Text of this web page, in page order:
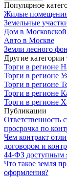
Популярное
Жилые
Земельные
Дом в Московской
Авто в Москве
Земли лесного
Другие категории
Торги в регионе
Торги в регионе
Торги в регионе
Торги в регионе
Торги в регионе
Публикации
Ответственность
просрочка по
Чем контракт
договором и
44‑ФЗ доступным
Что такое земля
оформления?